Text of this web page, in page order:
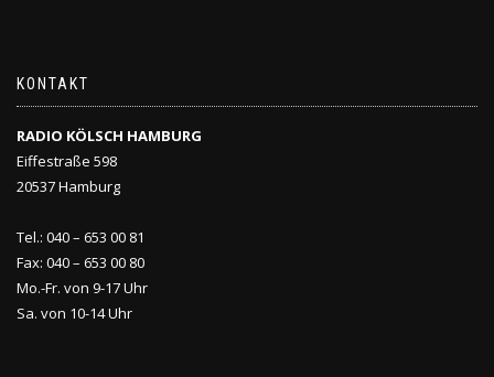
KONTAKT
RADIO KÖLSCH HAMBURG
Eiffestraße 598
20537 Hamburg
Tel.: 040 – 653 00 81
Fax: 040 – 653 00 80
Mo.-Fr. von 9-17 Uhr
Sa. von 10-14 Uhr